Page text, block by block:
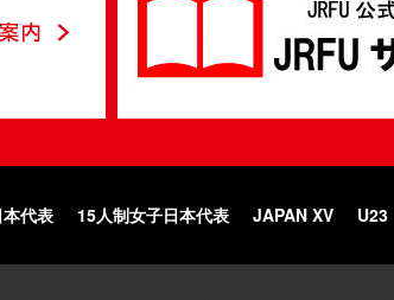
代表 15人制女子日本代表 JAPAN XV U23